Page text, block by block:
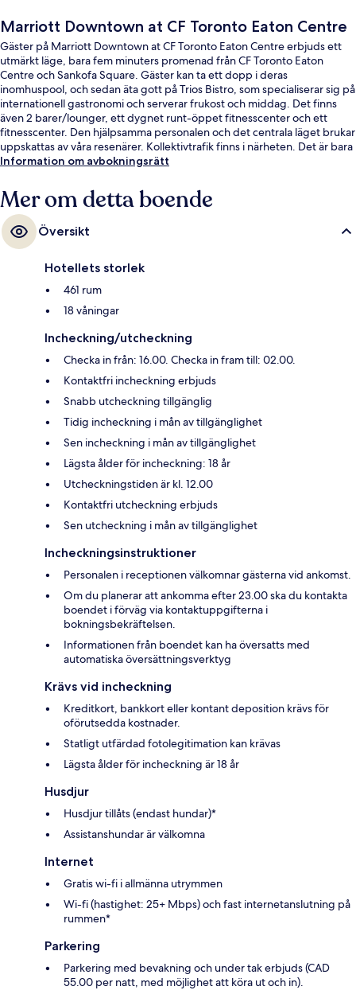
Marriott Downtown at CF Toronto Eaton Centre
Gäster på Marriott Downtown at CF Toronto Eaton Centre erbjuds ett
utmärkt läge, bara fem minuters promenad från CF Toronto Eaton
Centre och Sankofa Square. Gäster kan ta ett dopp i deras
inomhuspool, och sedan äta gott på Trios Bistro, som specialiserar sig på
internationell gastronomi och serverar frukost och middag. Det finns
även 2 barer/lounger, ett dygnet runt-öppet fitnesscenter och ett
fitnesscenter. Den hjälpsamma personalen och det centrala läget brukar
uppskattas av våra resenärer. Kollektivtrafik finns i närheten. Det är bara
några steg till Dundas St West At Bay St Stop och till Dundas St West At
Information om avbokningsrätt
Mer om detta boende
Översikt
Hotellets storlek
461 rum
18 våningar
Incheckning/utcheckning
Checka in från: 16.00. Checka in fram till: 02.00.
Kontaktfri incheckning erbjuds
Snabb utcheckning tillgänglig
Tidig incheckning i mån av tillgänglighet
Sen incheckning i mån av tillgänglighet
Lägsta ålder för incheckning: 18 år
Utcheckningstiden är kl. 12.00
Kontaktfri utcheckning erbjuds
Sen utcheckning i mån av tillgänglighet
Incheckningsinstruktioner
Personalen i receptionen välkomnar gästerna vid ankomst.
Om du planerar att ankomma efter 23.00 ska du kontakta
boendet i förväg via kontaktuppgifterna i
bokningsbekräftelsen.
Informationen från boendet kan ha översatts med
automatiska översättningsverktyg
Krävs vid incheckning
Kreditkort, bankkort eller kontant deposition krävs för
oförutsedda kostnader.
Statligt utfärdad fotolegitimation kan krävas
Lägsta ålder för incheckning är 18 år
Husdjur
Husdjur tillåts (endast hundar)*
Assistanshundar är välkomna
Internet
Gratis wi-fi i allmänna utrymmen
Wi-fi (hastighet: 25+ Mbps) och fast internetanslutning på
rummen*
Parkering
Parkering med bevakning och under tak erbjuds (CAD
55.00 per natt, med möjlighet att köra ut och in).